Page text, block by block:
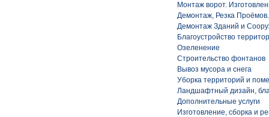
Монтаж ворот.
Демонтаж, Резка Проёмов.
Демонтаж Зданий и
Благоустройство
Озеленение
Строительство фонтанов
Вывоз мусора и снега
Уборка территорий и
Ландшафтный дизайн,
Дополнительные услуги
Изготовление, сборка и